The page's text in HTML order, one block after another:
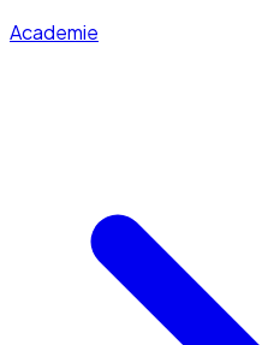
Academie